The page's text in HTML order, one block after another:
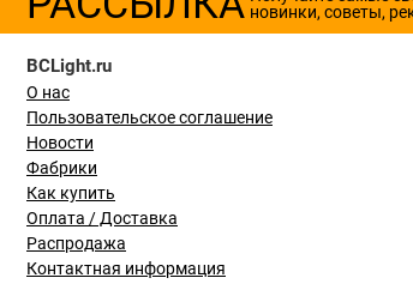
новинки, советы,
BCLight.ru
О нас
Пользовательское соглашение
Новости
Фабрики
Как купить
Оплата / Доставка
Распродажа
Контактная информация